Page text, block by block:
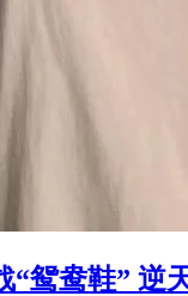
“鸳鸯鞋” 逆